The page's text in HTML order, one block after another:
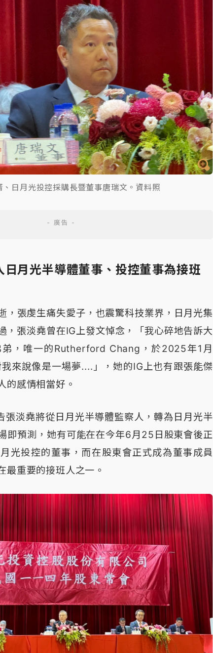
、日月光投控採購長暨董事唐瑞文。資料照
日月光半導體董事、投控董事為接班
，張虔生痛失愛子，也震驚科技業界，日月光集
，張淡堯曾在IG上發文悼念，「我心碎地告訴大
，唯一的Rutherford Chang，於2025年1月
來說像是一場夢....」，她的IG上也有跟張能傑
的感情相當好。
張淡堯將從日月光半導體監察人，轉為日月光半
即預測，她有可能在在今年6月25日股東會後正
光投控的董事，而在股東會正式成為董事成員
最重要的接班人之一。